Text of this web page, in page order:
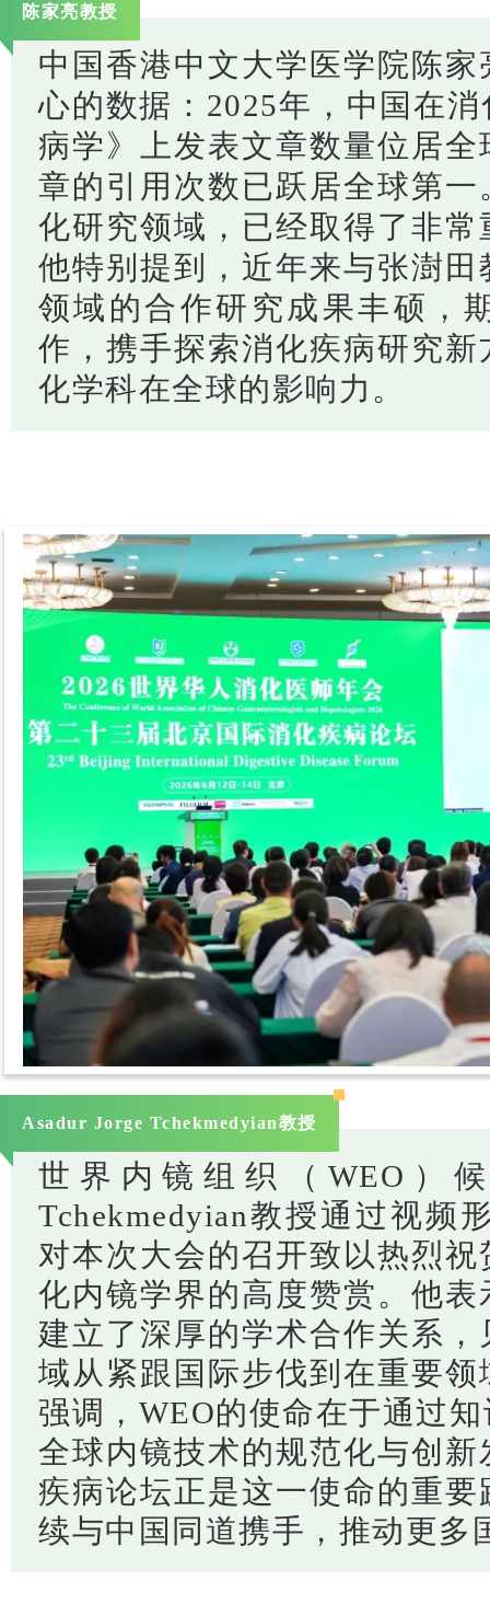
陈家亮教授
中国香港中文大学医学院陈
心的数据：2025年，中国在
病学》上发表文章数量位居
章的引用次数已跃居全球第
化研究领域，已经取得了非
他特别提到，近年来与张澍
领域的合作研究成果丰硕，
作，携手探索消化疾病研究
化学科在全球的影响力。
Asadur Jorge Tchekmedyian教授
世界内镜组织（WEO）候
Tchekmedyian教授通过视频
对本次大会的召开致以热烈
化内镜学界的高度赞赏。他
建立了深厚的学术合作关系
域从紧跟国际步伐到在重要
强调，WEO的使命在于通过
全球内镜技术的规范化与创
疾病论坛正是这一使命的重
续与中国同道携手，推动更多